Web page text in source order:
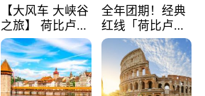
【大风车 大峡谷
之旅】 荷比卢德
法 巴黎上下 经
典五国四日游
488欧/人
全年团期！经典
红线「荷比卢德
法」七天循环 五
国 仅售99欧/人/
天！巴黎上下！
包拼房~